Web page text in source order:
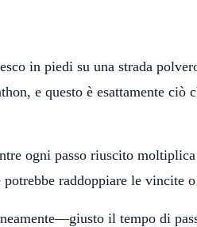
in piedi su una strada
e questo è esattamente ciò
ogni passo riuscito
raddoppiare le vincite
il tempo di